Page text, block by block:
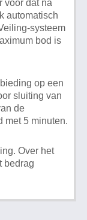
voor dat na
automatisch
systeem
bod is
op een
sluiting van
de
met 5 minuten.
Over het
bedrag